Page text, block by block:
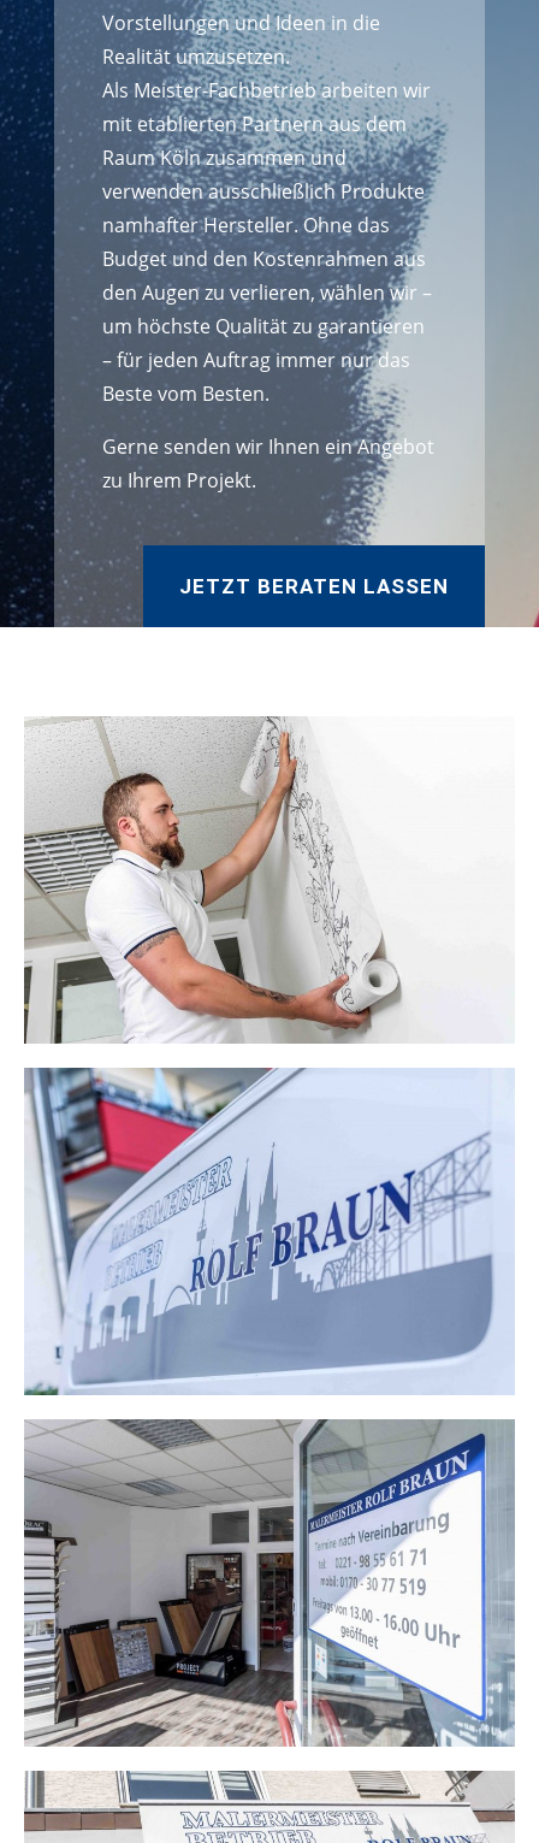
Vorstellungen und Ideen in die
Realität umzusetzen.
Als Meister-Fachbetrieb arbeiten wir
mit etablierten Partnern aus dem
Raum Köln zusammen und
verwenden ausschließlich Produkte
namhafter Hersteller. Ohne das
Budget und den Kostenrahmen aus
den Augen zu verlieren, wählen wir –
um höchste Qualität zu garantieren
– für jeden Auftrag immer nur das
Beste vom Besten.
Gerne senden wir Ihnen ein Angebot
zu Ihrem Projekt.
JETZT BERATEN LASSEN